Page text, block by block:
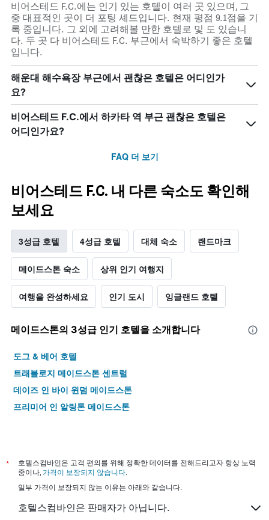
비어스테드 F.C.에는 인기 있는 호텔이 여러 곳 있으며, 그
중 대표적인 곳이 더 포팅 셰드입니다. 현재 평점 9.1점을 기
록 중입니다. 그 외에 고려해볼 만한 호텔로 및 도 있습니
다. 두 곳 다 비어스테드 F.C. 부근에서 숙박하기 좋은 호텔
입니다.
해운대 해수욕장 부근에서 괜찮은 호텔은 어디인가
요?
비어스테드 F.C.에서 하카타 역 부근 괜찮은 호텔은
어디인가요?
FAQ 더 보기
비어스테드 F.C. 내 다른 숙소도 확인해
보세요
3성급 호텔 4성급 호텔 대체 숙소 랜드마크
메이드스톤 숙소 상위 인기 여행지
여행을 완성하세요 인기 도시 잉글랜드 호텔
메이드스톤​의 3​성급 인기 호텔을 소개합니다
도그 & 베어 호텔
트래블로지 메이드스톤 센트럴
데이즈 인 바이 윈덤 메이드스톤
프리미어 인 알링톤 메이드스톤
*
호텔스컴바인은 고객 편의를 위해 정확한 데이터를 전해드리고자 항상 노력
중이나, 가격이 보장되지 않습니다.
일부 가격이 보장되지 않는 이유는 아래와 같습니다.
호텔스컴바인은 판매자가 아닙니다.